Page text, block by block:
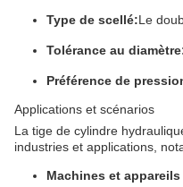
Type de scellé:Le
Tolérance au
Préférence de
Applications et scénarios
La tige de cylindre
industries et applications,
Machines et